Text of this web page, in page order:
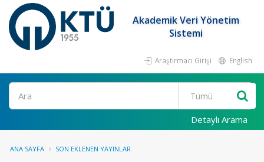
Akademik Veri Yönetim
Sistemi
Araştırmacı Girişi English
Ara
Detaylı Arama
ANA SAYFA SON EKLENEN YAYINLAR